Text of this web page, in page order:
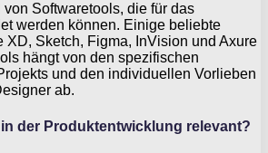
Softwaretools, die für das
werden können. Einige beliebte
XD, Sketch, Figma, InVision und Axure
hängt von den spezifischen
und den individuellen Vorlieben
ab.
der Produktentwicklung relevant?